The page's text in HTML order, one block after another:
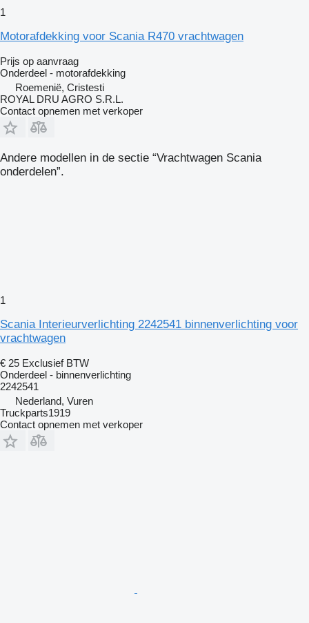
1
Motorafdekking voor Scania R470 vrachtwagen
Prijs op aanvraag
Onderdeel - motorafdekking
Roemenië, Cristesti
ROYAL DRU AGRO S.R.L.
Contact opnemen met verkoper
Andere modellen in de sectie “Vrachtwagen Scania
onderdelen”.
1
Scania Interieurverlichting 2242541 binnenverlichting voor
vrachtwagen
€ 25 Exclusief BTW
Onderdeel - binnenverlichting
2242541
Nederland, Vuren
Truckparts1919
Contact opnemen met verkoper